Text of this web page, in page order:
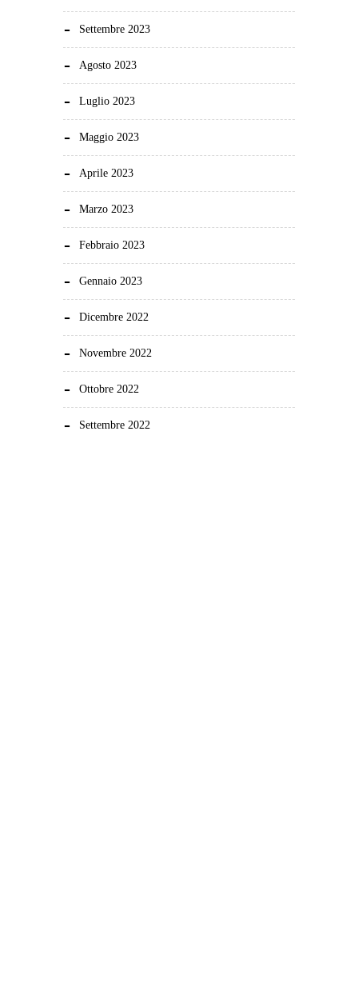
Settembre 2023
Agosto 2023
Luglio 2023
Maggio 2023
Aprile 2023
Marzo 2023
Febbraio 2023
Gennaio 2023
Dicembre 2022
Novembre 2022
Ottobre 2022
Settembre 2022